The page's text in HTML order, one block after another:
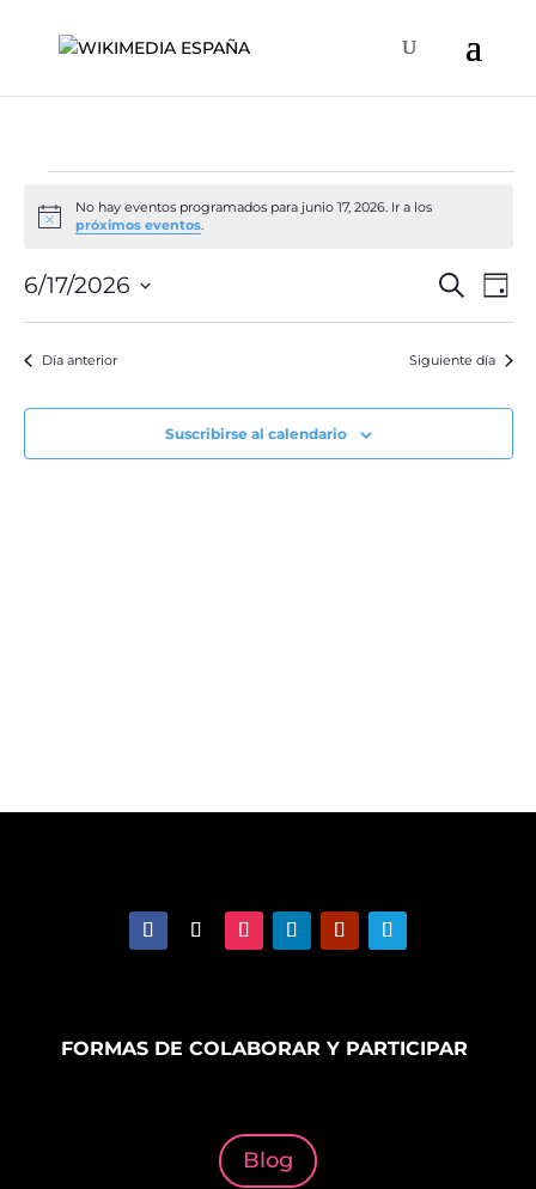
en
17,
2026
Aviso
No hay eventos programados para junio 17, 2026. Ir a los
próximos eventos.
de
y
vistas
Buscar
de
de
Día
6/17/2026
fecha.
Día anterior Siguiente día
Suscribirse al calendario
FORMAS DE COLABORAR Y PARTICIPAR
Blog